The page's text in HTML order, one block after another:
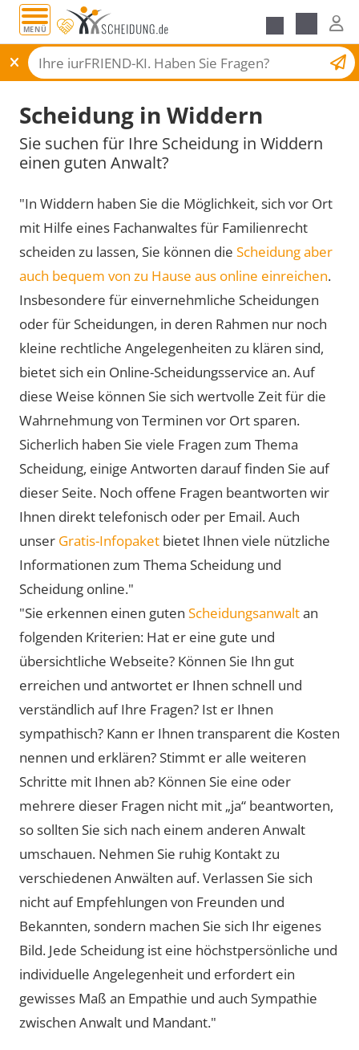
MENÜ
Scheidungsantrag
Scheidung in Widdern
Sie suchen für Ihre Scheidung in Widdern
einen guten Anwalt?
"In Widdern haben Sie die Möglichkeit, sich vor Ort
mit Hilfe eines Fachanwaltes für Familienrecht
scheiden zu lassen, Sie können die Scheidung aber
auch bequem von zu Hause aus online einreichen.
Insbesondere für einvernehmliche Scheidungen
oder für Scheidungen, in deren Rahmen nur noch
kleine rechtliche Angelegenheiten zu klären sind,
bietet sich ein Online-Scheidungsservice an. Auf
diese Weise können Sie sich wertvolle Zeit für die
Wahrnehmung von Terminen vor Ort sparen.
Sicherlich haben Sie viele Fragen zum Thema
Scheidung, einige Antworten darauf finden Sie auf
dieser Seite. Noch offene Fragen beantworten wir
Ihnen direkt telefonisch oder per Email. Auch
unser Gratis-Infopaket bietet Ihnen viele nützliche
Informationen zum Thema Scheidung und
Scheidung online."
"Sie erkennen einen guten Scheidungsanwaltan
folgenden Kriterien: Hat er eine gute und
übersichtliche Webseite? Können Sie Ihn gut
erreichen und antwortet er Ihnen schnell und
verständlich auf Ihre Fragen? Ist er Ihnen
sympathisch? Kann er Ihnen transparent die Kosten
nennen und erklären? Stimmt er alle weiteren
Schritte mit Ihnen ab? Können Sie eine oder
mehrere dieser Fragen nicht mit „ja“ beantworten,
so sollten Sie sich nach einem anderen Anwalt
umschauen. Nehmen Sie ruhig Kontakt zu
verschiedenen Anwälten auf. Verlassen Sie sich
nicht auf Empfehlungen von Freunden und
Bekannten, sondern machen Sie sich Ihr eigenes
Bild. Jede Scheidung ist eine höchstpersönliche und
individuelle Angelegenheit und erfordert ein
gewisses Maß an Empathie und auch Sympathie
zwischen Anwalt und Mandant."